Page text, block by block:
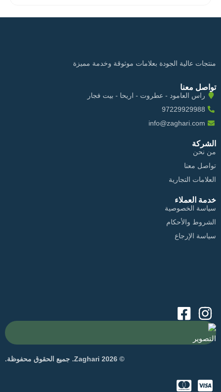
منتجات عالية الجودة بعلامات موثوقة وخدمة مميزة
تواصل معنا
راس العامود - عطروت - اريحا - بيت فجار
97229929988
info@zaghari.com
الشركة
من نحن
تواصل معنا
العلامات التجارية
خدمة العملاء
سياسة الخصوصية
الشروط والأحكام
سياسة الإرجاع
التصوير
© 2026 Zaghari. جميع الحقوق محفوظة.